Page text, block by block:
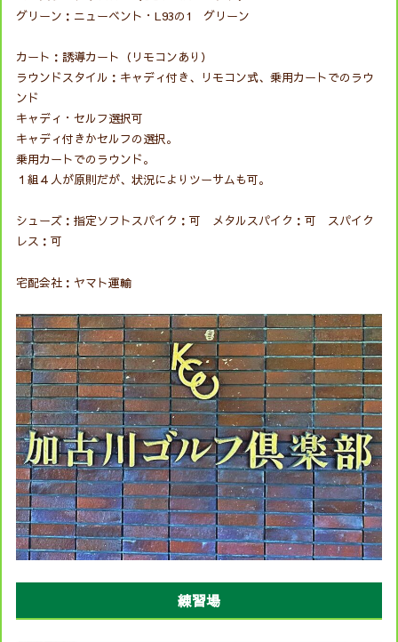
グリーン：ニューベント・L93の1 グリーン
カート：誘導カート（リモコンあり）
ラウンドスタイル：キャディ付き、リモコン式、乗用カートでのラウ
ンド
キャディ・セルフ選択可
キャディ付きかセルフの選択。
乗用カートでのラウンド。
１組４人が原則だが、状況によりツーサムも可。
シューズ：指定ソフトスパイク：可 メタルスパイク：可 スパイク
レス：可
宅配会社：ヤマト運輸
練習場